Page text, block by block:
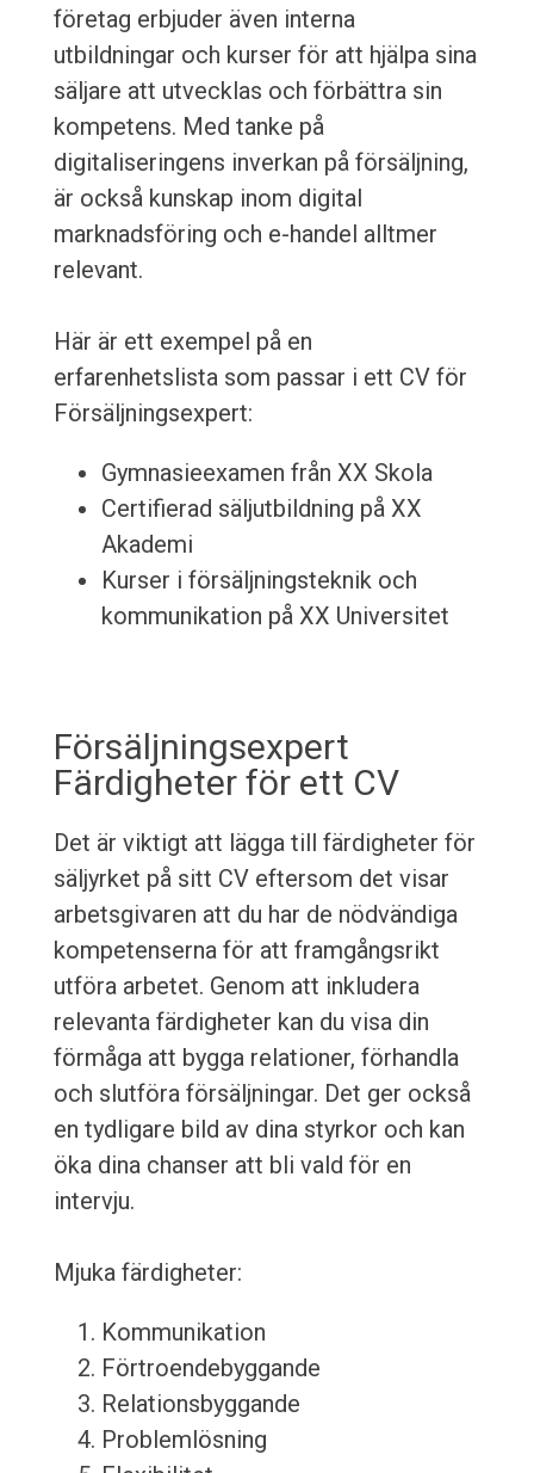
företag erbjuder även interna
utbildningar och kurser för att hjälpa sina
säljare att utvecklas och förbättra sin
kompetens. Med tanke på
digitaliseringens inverkan på försäljning,
är också kunskap inom digital
marknadsföring och e-handel alltmer
relevant.
Här är ett exempel på en
erfarenhetslista som passar i ett CV för
Försäljningsexpert:
Gymnasieexamen från XX Skola
Certifierad säljutbildning på XX
Akademi
Kurser i försäljningsteknik och
kommunikation på XX Universitet
Försäljningsexpert
Färdigheter för ett CV
Det är viktigt att lägga till färdigheter för
säljyrket på sitt CV eftersom det visar
arbetsgivaren att du har de nödvändiga
kompetenserna för att framgångsrikt
utföra arbetet. Genom att inkludera
relevanta färdigheter kan du visa din
förmåga att bygga relationer, förhandla
och slutföra försäljningar. Det ger också
en tydligare bild av dina styrkor och kan
öka dina chanser att bli vald för en
intervju.
Mjuka färdigheter:
Kommunikation
Förtroendebyggande
Relationsbyggande
Problemlösning